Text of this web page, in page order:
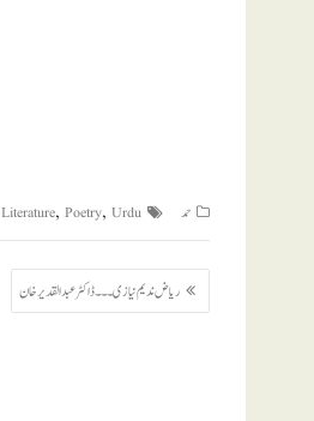
حمد Literature, Poetry, Urdu
پوسٹوں
کی
ریاض ندیم نیازی ۔۔۔ ڈاکٹر عبدالقدیر خان